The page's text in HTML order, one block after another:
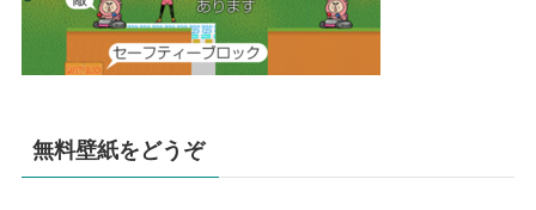
無料壁紙をどうぞ